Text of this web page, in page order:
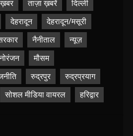
ताज़ा ख़बरें
दिल्ली
देहरादून
देहरादून/मसूरी
नैनीताल
न्यूज़
मौसम
रुद्रपुर
रुद्रप्रयाग
सोशल मीडिया वायरल हरिद्वार